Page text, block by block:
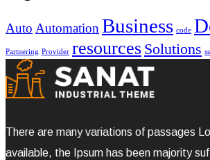
Auto AutomationBusiness code
Partnering Provider resources Solutions
There are many variations of passages
available, the Ipsum has been majority